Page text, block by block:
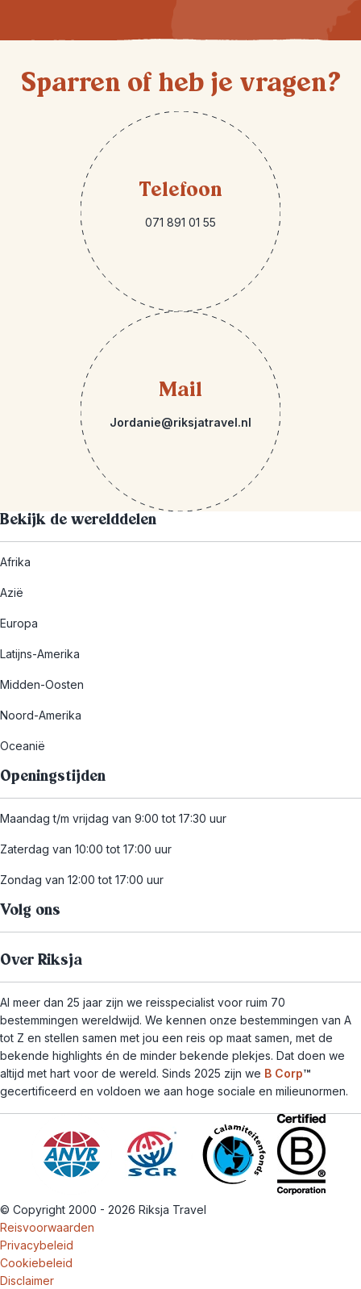
Sparren of heb je vragen?
Telefoon
071 891 01 55
Mail
Jordanie@riksjatravel.nl
Bekijk de werelddelen
Afrika
Azië
Europa
Latijns-Amerika
Midden-Oosten
Noord-Amerika
Oceanië
Openingstijden
Maandag t/m vrijdag van 9:00 tot 17:30 uur
Zaterdag van 10:00 tot 17:00 uur
Zondag van 12:00 tot 17:00 uur
Volg ons
Over Riksja
Al meer dan 25 jaar zijn we reisspecialist voor ruim 70
bestemmingen wereldwijd. We kennen onze bestemmingen van A
tot Z en stellen samen met jou een reis op maat samen, met de
bekende highlights én de minder bekende plekjes. Dat doen we
altijd met hart voor de wereld. Sinds 2025 zijn we B Corp™
gecertificeerd en voldoen we aan hoge sociale en milieunormen.
© Copyright 2000 - 2026 Riksja Travel
Reisvoorwaarden
Privacybeleid
Cookiebeleid
Disclaimer